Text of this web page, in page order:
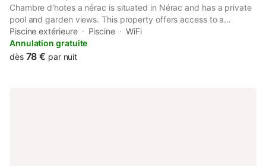
Chambre d'hotes a nérac is situated in Nérac and has a private
pool and garden views. This property offers access to a
balcony, darts, free private parking and free WiFi. The property
features a children's playground and outdoor furniture.
Piscine extérieure Piscine
WiFi
Annulation gratuite
dès 78 € par nuit